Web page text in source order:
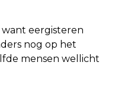
eergisteren
nog op het
mensen wellicht